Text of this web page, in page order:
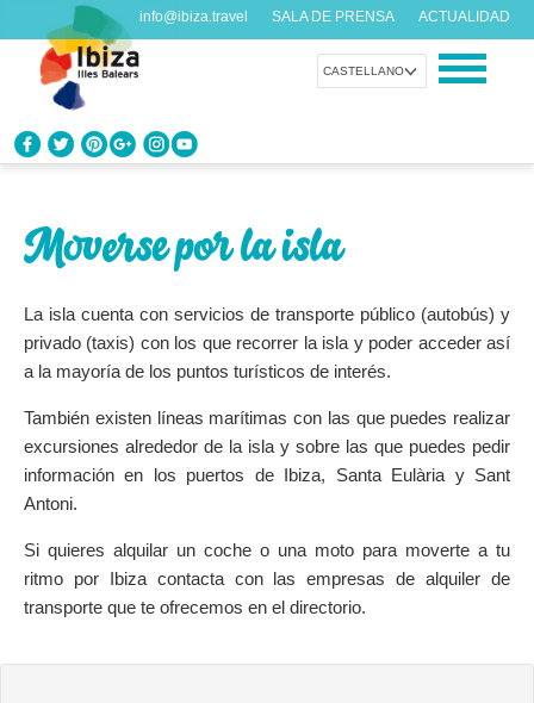
CASTELLANO
info@ibiza.travel SALA DE PRENSA ACTUALIDAD
Propuestas para todos los gustos
AGENDA
ORGANIZA TU VIAJE
Datos prácticos antes de visitarnos
SOBRE EL MAPA
Llega siempre a tu destino
Moverse por la isla
La isla cuenta con servicios de transporte público (autobús) y
privado (taxis) con los que recorrer la isla y poder acceder así
a la mayoría de los puntos turísticos de interés.
También existen líneas marítimas con las que puedes realizar
excursiones alrededor de la isla y sobre las que puedes pedir
información en los puertos de Ibiza, Santa Eulària y Sant
Antoni.
Si quieres alquilar un coche o una moto para moverte a tu
ritmo por Ibiza contacta con las empresas de alquiler de
transporte que te ofrecemos en el directorio.